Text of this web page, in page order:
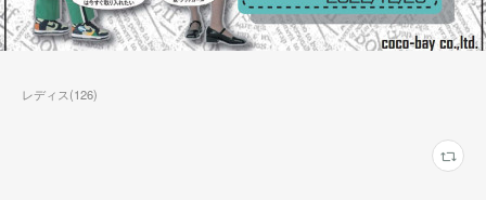
レディス(126)